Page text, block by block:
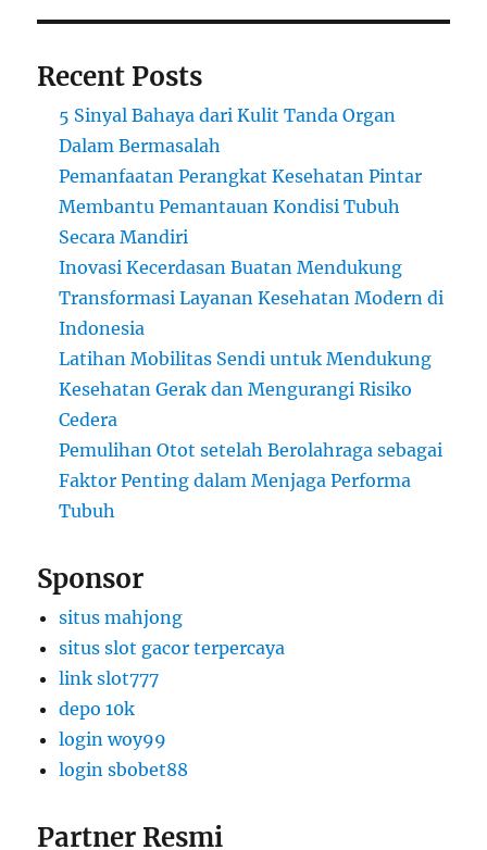
Recent Posts
5 Sinyal Bahaya dari Kulit Tanda Organ
Dalam Bermasalah
Pemanfaatan Perangkat Kesehatan Pintar
Membantu Pemantauan Kondisi Tubuh
Secara Mandiri
Inovasi Kecerdasan Buatan Mendukung
Transformasi Layanan Kesehatan Modern di
Indonesia
Latihan Mobilitas Sendi untuk Mendukung
Kesehatan Gerak dan Mengurangi Risiko
Cedera
Pemulihan Otot setelah Berolahraga sebagai
Faktor Penting dalam Menjaga Performa
Tubuh
Sponsor
situs mahjong
situs slot gacor terpercaya
link slot777
depo 10k
login woy99
login sbobet88
Partner Resmi